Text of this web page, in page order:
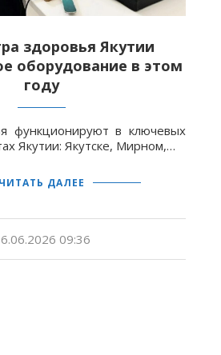
здоровья Якутии
оборудование в этом
году
функционируют в ключевых
Якутии: Якутске, Мирном,…
ЧИТАТЬ ДАЛЕЕ
09:36